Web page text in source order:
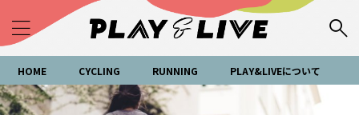
HOME CYCLING RUNNING PLAY&LIVEについて